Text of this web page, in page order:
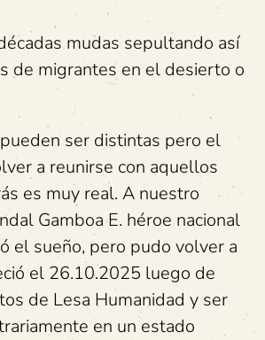
mudas sepultando así
de migrantes en el desierto o
ser distintas pero el
a reunirse con aquellos
es muy real. A nuestro
Gamboa E. héroe nacional
el sueño, pero pudo volver a
el 26.10.2025 luego de
de Lesa Humanidad y ser
en un estado